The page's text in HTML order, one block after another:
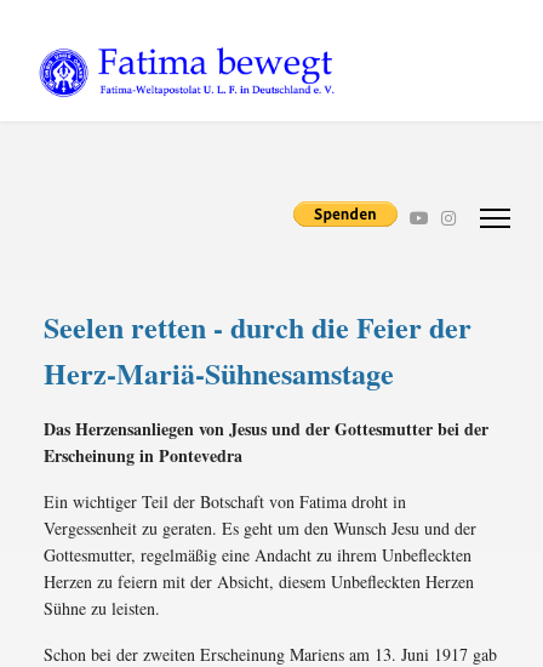
Seelen retten - durch die Feier der
Herz-Mariä-Sühnesamstage
Das Herzensanliegen von Jesus und der Gottesmutter bei der
Erscheinung in Pontevedra
Ein wichtiger Teil der Botschaft von Fatima droht in
Vergessenheit zu geraten. Es geht um den Wunsch Jesu und der
Gottesmutter, regelmäßig eine Andacht zu ihrem Unbefleckten
Herzen zu feiern mit der Absicht, diesem Unbefleckten Herzen
Sühne zu leisten.
Schon bei der zweiten Erscheinung Mariens am 13. Juni 1917 gab